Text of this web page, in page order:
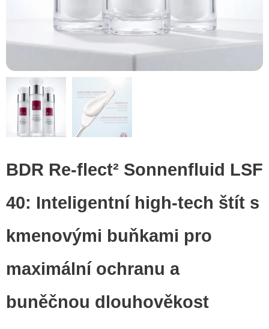
BDR Re-flect² Sonnenfluid LSF
40: Inteligentní high-tech štít s
kmenovými buňkami pro
maximální ochranu a
buněčnou dlouhověkost